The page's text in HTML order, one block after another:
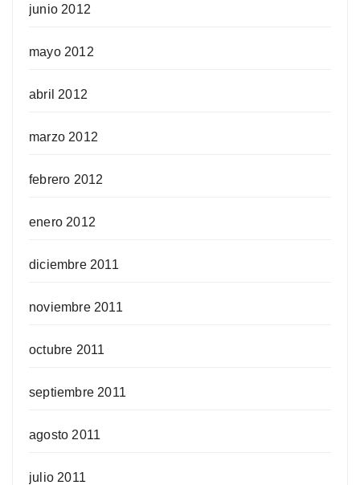
junio 2012
mayo 2012
abril 2012
marzo 2012
febrero 2012
enero 2012
diciembre 2011
noviembre 2011
octubre 2011
septiembre 2011
agosto 2011
julio 2011